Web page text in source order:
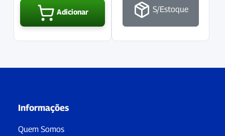
Adicionar S/Estoque
Informações
Quem Somos